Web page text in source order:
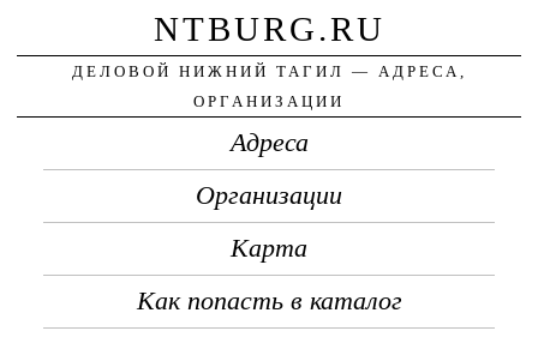
NTBURG.RU
ДЕЛОВОЙ НИЖНИЙ ТАГИЛ — АДРЕСА,
ОРГАНИЗАЦИИ
Адреса
Организации
Карта
Как попасть в каталог